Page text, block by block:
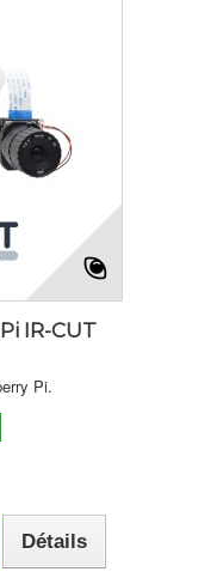
IR-CUT
Pi.
Détails